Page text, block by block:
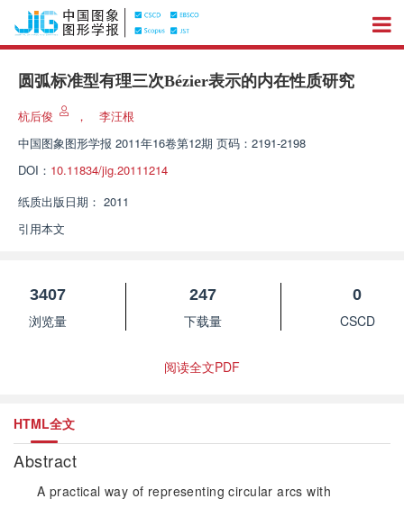
圆弧标准型有理三次Bézier表示的内在性质研究
杭后俊 ，
李汪根
中国图象图形学报 2011年16卷第12期 页码：2191-2198
DOI： 10.11834/jig.20111214
纸质出版日期： 2011
引用本文
3407
浏览量
247
下载量
0
CSCD
阅读全文PDF
HTML全文
Abstract
A practical way of representing circular arcs with